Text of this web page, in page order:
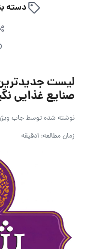
دسته
لیست
صنایع غذایی نگین
نوشته شده توسطجاب
زمان مطالعه: 1دقیقه